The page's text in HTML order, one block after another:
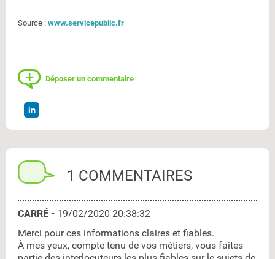
Source : www.servicepublic.fr
Déposer un commentaire
1 COMMENTAIRES
CARRÉ - 19/02/2020 20:38:32
Merci pour ces informations claires et fiables.
À mes yeux, compte tenu de vos métiers, vous faites